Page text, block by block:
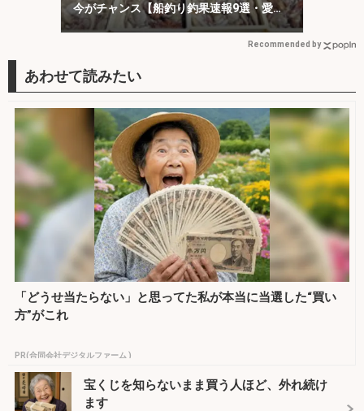
今がチャンス【船釣り釣果速報9選・愛
知】
Recommended by
「どうせ当たらない」と思ってた私が本当に当選した“買い
方”がこれ
PR(合同会社デジタルファーム )
宝くじを知らないまま買う人ほど、外れ続け
ます